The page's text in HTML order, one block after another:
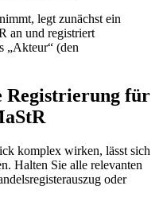
legt zunächst ein
an und registriert
„Akteur“ (den
für
komplex wirken, lässt sich
Halten Sie alle relevanten
oder